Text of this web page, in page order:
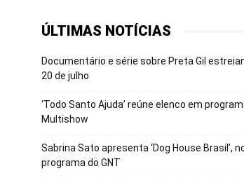
ÚLTIMAS NOTÍCIAS
Documentário e série sobre Preta Gil
20 de julho
‘Todo Santo Ajuda’ reúne elenco em
Multishow
Sabrina Sato apresenta ‘Dog House Brasil’,
programa do GNT